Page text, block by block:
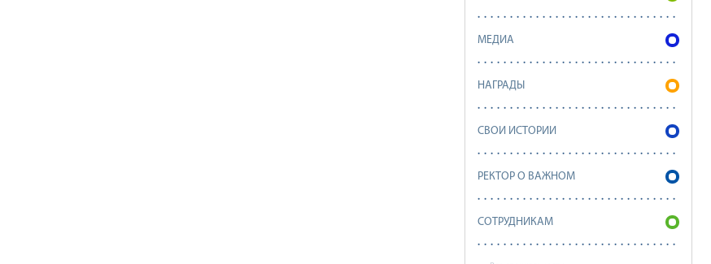
МЕДИА
НАГРАДЫ
СВОИ ИСТОРИИ
РЕКТОР О ВАЖНОМ
СОТРУДНИКАМ